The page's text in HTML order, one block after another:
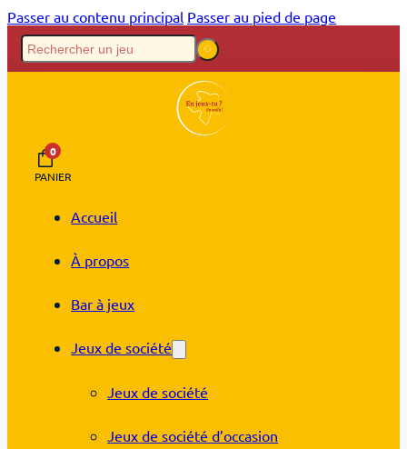
Passer au contenu principal Passer au pied de page
0
PANIER
Accueil
À propos
Bar à jeux
Jeux de société
Jeux de société
Jeux de société d’occasion